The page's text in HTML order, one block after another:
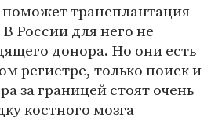
поможет трансплантация
России для него не
донора. Но они есть
регистре, только поиск и
за границей стоят очень
костного мозга